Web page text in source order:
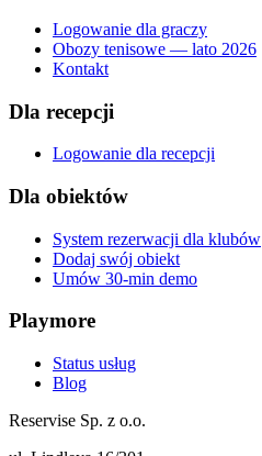
Logowanie dla graczy
Obozy tenisowe — lato 2026
Kontakt
Dla recepcji
Logowanie dla recepcji
Dla obiektów
System rezerwacji dla klubów
Dodaj swój obiekt
Umów 30-min demo
Playmore
Status usług
Blog
Reservise Sp. z o.o.